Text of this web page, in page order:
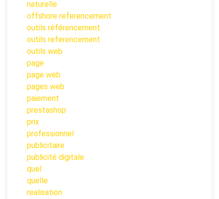
naturelle
offshore referencement
outils référencement
outils referencement
outils web
page
page web
pages web
paiement
prestashop
prix
professionnel
publicitaire
publicité digitale
quel
quelle
realisation